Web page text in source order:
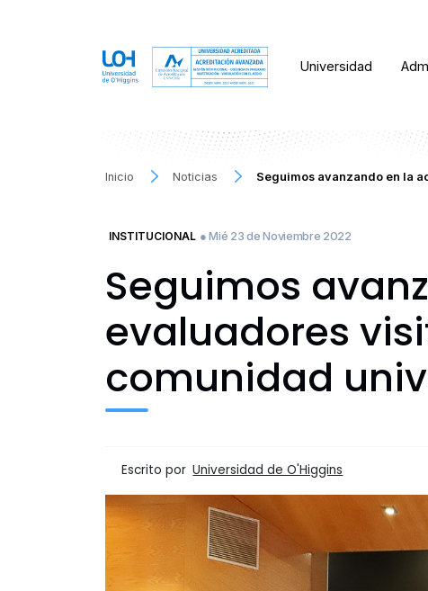
Universidad
Inicio Noticias Seguimos avanzando en la
INSTITUCIONAL ● Mié 23 de Noviembre 2022
Seguimos
evaluadores
comunidad
Escrito por Universidad de O'Higgins